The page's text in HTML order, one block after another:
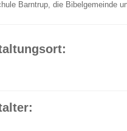
Barntrup, die Bibelgemeinde